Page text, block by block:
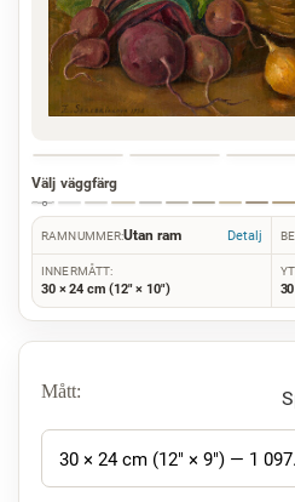
Välj väggfärg
RAMNUMMER:Utan ram Detalj
INNERMÅTT:
30 × 24 cm (12" × 10")
Mått:
30 × 24 cm (12" × 9") — 1